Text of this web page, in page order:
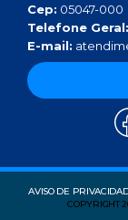
Cep: 05047-000
Telefone Geral:
E-mail:
AVISO DE
COPYRIGHT